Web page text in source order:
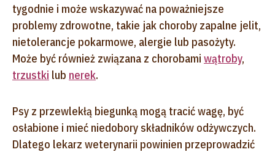
tygodnie i może wskazywać na poważniejsze
problemy zdrowotne, takie jak choroby zapalne jelit,
nietolerancje pokarmowe, alergie lub pasożyty.
Może być również związana z chorobami wątroby,
trzustki lub nerek.
Psy z przewlekłą biegunką mogą tracić wagę, być
osłabione i mieć niedobory składników odżywczych.
Dlatego lekarz weterynarii powinien przeprowadzić